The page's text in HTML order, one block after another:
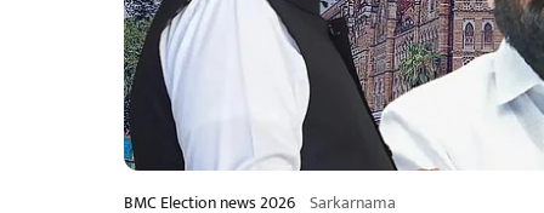
BMC Election news 2026 Sarkarnama